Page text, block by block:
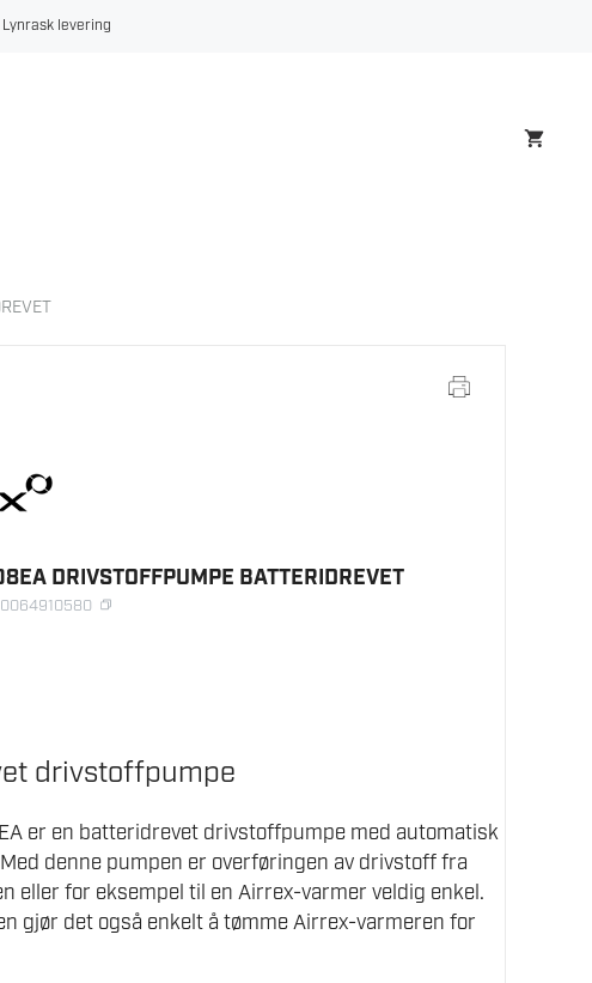
Lynrask levering
DRIVSTOFFPUMPE BATTERIDREVET
drivstoffpumpe
er en batteridrevet drivstoffpumpe med automatisk
denne pumpen er overføringen av drivstoff fra
eller for eksempel til en Airrex-varmer veldig enkel.
gjør det også enkelt å tømme Airrex-varmeren for